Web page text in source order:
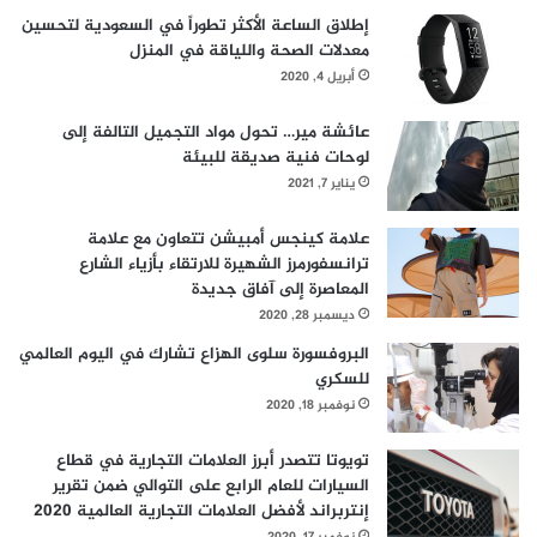
ك
ز
ب
ي
ا
ن
ا
ا
ل
م
س
د
إطلاق الساعة الأكثر تطوراً في السعودية لتحسين
معدلات الصحة واللياقة في المنزل
أبريل 4, 2020
عائشة مير… تحول مواد التجميل التالفة إلى
لوحات فنية صديقة للبيئة
يناير 7, 2021
علامة كينجس أمبيشن تتعاون مع علامة
ترانسفورمرز الشهيرة للارتقاء بأزياء الشارع
المعاصرة إلى آفاق جديدة
ديسمبر 28, 2020
البروفسورة سلوى الهزاع تشارك في اليوم العالمي
للسكري
نوفمبر 18, 2020
تويوتا تتصدر أبرز العلامات التجارية في قطاع
السيارات للعام الرابع على التوالي ضمن تقرير
إنتربراند لأفضل العلامات التجارية العالمية 2020